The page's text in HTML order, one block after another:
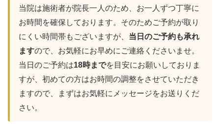
当院は施術者が院長一人のため、お一人ずつ丁寧に
お時間を確保しております。そのためご予約が取り
にくい時間帯もございますが、 当日のご予約も承れ
ますので、お気軽にお早めにご連絡くださいませ。
当日のご予約は18時までを目安にお願いしておりま
すが、初めての方はお時間の調整をさせていただき
ますので、まずはお気軽にメッセージをお送りくだ
さい。